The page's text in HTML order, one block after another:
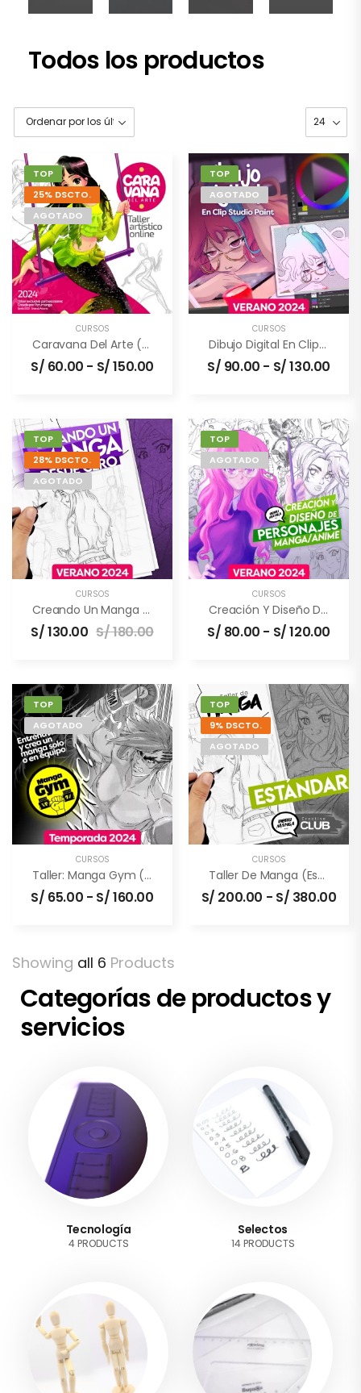
Todos los productos
TOP
25% DSCTO.
AGOTADO
CURSOS
Caravana Del Arte (2024)
S/ 60.00 - S/150.00
TOP
AGOTADO
CURSOS
Dibujo Digital En Clip Studio Paint
S/ 90.00 - S/130.00
TOP
28% DSCTO.
AGOTADO
CURSOS
Creando Un Manga Desde Cero
S/130.00 S/180.00
TOP
AGOTADO
CURSOS
Creación Y Diseño De Personajes Manga / Anime
S/ 80.00 - S/120.00
TOP
AGOTADO
CURSOS
Taller: Manga Gym (en Vivo)
S/ 65.00 - S/160.00
TOP
9% DSCTO.
AGOTADO
CURSOS
Taller De Manga (Estándar) – 2 Meses
S/ 200.00 - S/ 380.00
Showing all 6 Products
Categorías de productos y
servicios
Tecnología
4 PRODUCTS
Selectos
14 PRODUCTS